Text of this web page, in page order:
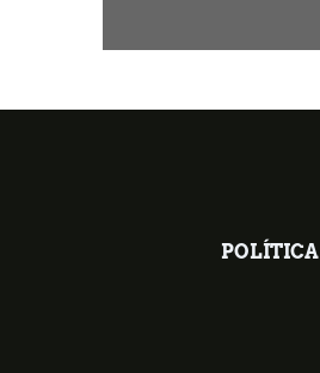
POLÍTICA